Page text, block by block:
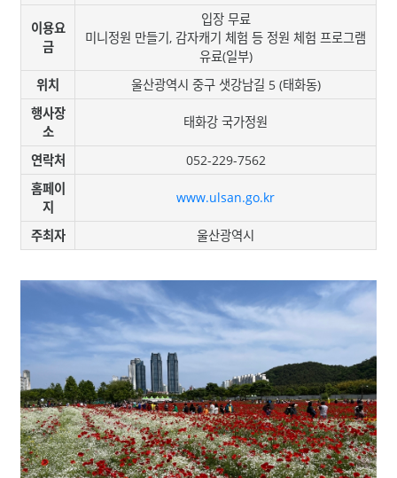
이용요
금
입장 무료
미니정원 만들기, 감자캐기 체험 등 정원 체험 프로그램
유료(일부)
위치
울산광역시 중구 샛강남길 5 (태화동)
행사장
소
태화강 국가정원
연락처
052-229-7562
홈페이
지
www.ulsan.go.kr
주최자 울산광역시